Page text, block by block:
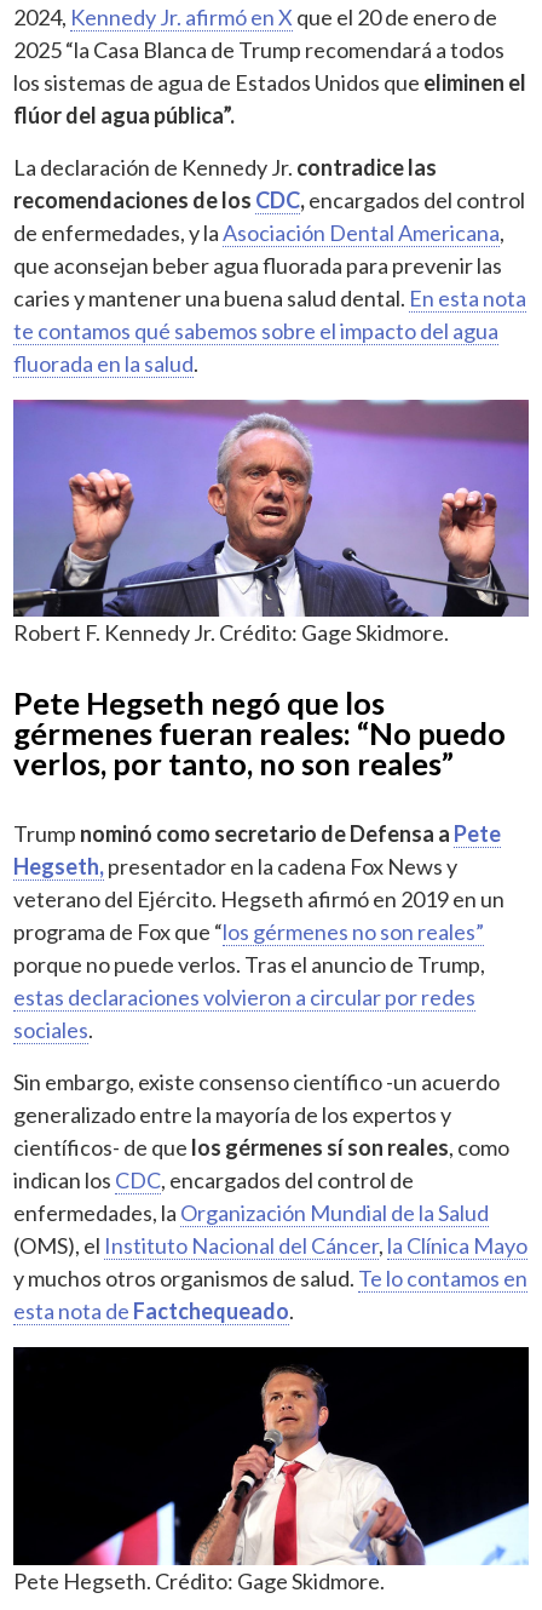
2024, Kennedy Jr. afirmó en X que el 20 de enero de
2025 “la Casa Blanca de Trump recomendará a todos
los sistemas de agua de Estados Unidos que eliminen el
flúor del agua pública”.
La declaración de Kennedy Jr. contradice las
recomendaciones de los CDC,encargados del control
de enfermedades, y laAsociación Dental Americana,
que aconsejan beber agua fluorada para prevenir las
caries y mantener una buena salud dental. En esta nota
te contamos qué sabemos sobre el impacto del agua
fluorada en la salud.
Robert F. Kennedy Jr. Crédito: Gage Skidmore.
Pete Hegseth negó que los
gérmenes fueran reales: “No puedo
verlos, por tanto, no son reales”
Trump nominó como secretario de Defensa a Pete
Hegseth,presentador en la cadena Fox News y
veterano del Ejército. Hegseth afirmó en 2019 en un
programa de Fox que “los gérmenes no son reales”
porque no puede verlos. Tras el anuncio de Trump,
estas declaraciones volvieron a circular por redes
sociales.
Sin embargo, existe consenso científico -un acuerdo
generalizado entre la mayoría de los expertos y
científicos- de que los gérmenes sí son reales, como
indican los CDC, encargados del control de
enfermedades, la Organización Mundial de la Salud
(OMS), el Instituto Nacional del Cáncer, la Clínica Mayo
y muchos otros organismos de salud. Te lo contamos en
esta nota de Factchequeado.
Pete Hegseth. Crédito: Gage Skidmore.